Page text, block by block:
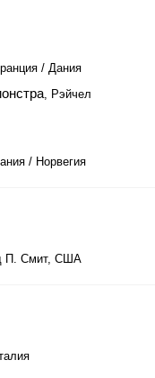
/ Дания
, Рэйчел
/ Норвегия
П. Смит, США